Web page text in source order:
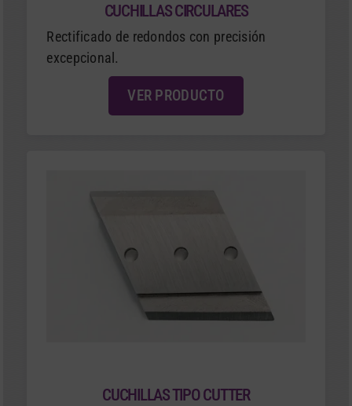
CUCHILLAS CIRCULARES
Rectificado de redondos con precisión
excepcional.
VER PRODUCTO
CUCHILLAS TIPO CUTTER